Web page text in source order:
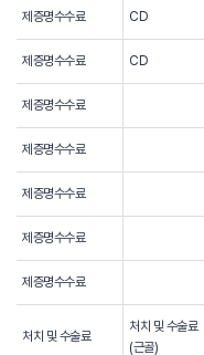
제증명수수료 CD
제증명수수료 CD
제증명수수료
제증명수수료
제증명수수료
제증명수수료
제증명수수료
처치 및 수술료
처치 및 수술료
(근골)